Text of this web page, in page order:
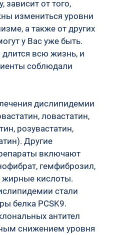
зависит от того,
измениться уровни
а также от других
у Вас уже быть.
всю жизнь, и
соблюдали
дислипидемии
ловастатин,
розувастатин,
Другие
включают
гемфиброзил,
жирные кислоты.
стали
белка PCSK9.
антител
снижением уровня